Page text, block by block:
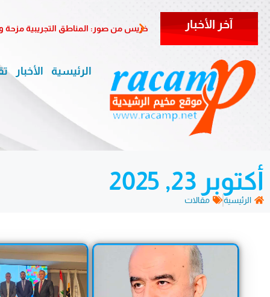
آخر الأخبار خريس من صور: المناطق التجريبية
الرئيسية الأخبار
أكتوبر 23, 2025
الرئيسية مقالات